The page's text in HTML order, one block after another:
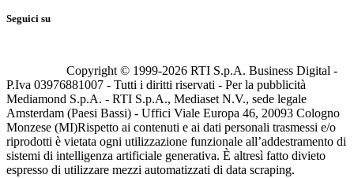
Seguici su
Copyright © 1999-2026 RTI S.p.A. Business Digital -
P.Iva 03976881007 - Tutti i diritti riservati - Per la pubblicità
Mediamond S.p.A. - RTI S.p.A., Mediaset N.V., sede legale
Amsterdam (Paesi Bassi) - Uffici Viale Europa 46, 20093 Cologno
Monzese (MI)Rispetto ai contenuti e ai dati personali trasmessi e/o
riprodotti è vietata ogni utilizzazione funzionale all’addestramento di
sistemi di intelligenza artificiale generativa. È altresì fatto divieto
espresso di utilizzare mezzi automatizzati di data scraping.